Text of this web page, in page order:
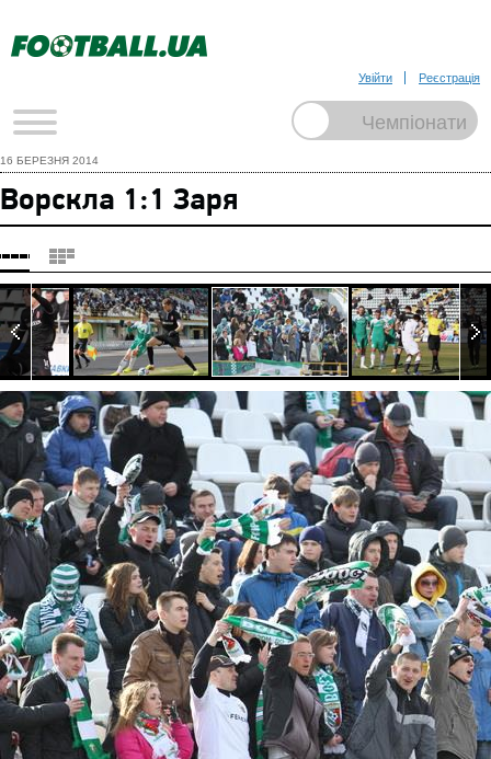
Увійти Реєстрація
16 БЕРЕЗНЯ 2014
Ворскла 1:1 Заря